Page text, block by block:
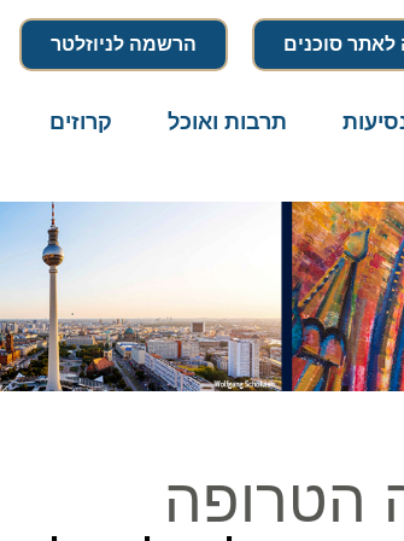
סוכנים הרשמה לניוזלטר
תרבות ואוכל קרוזים